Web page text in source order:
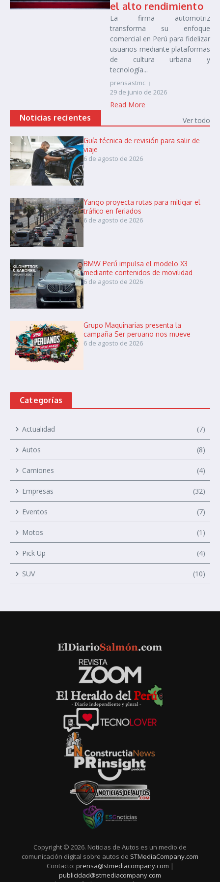
el alto rendimiento
La firma automotriz
transforma su enfoque
comercial en Perú para fidelizar
usuarios mediante plataformas
de cultura urbana y
tecnología...
prensastmc
29 de junio de 2026
Read More
Noticias recientes Ver todo
Guía técnica de revisión para salir de
viaje
6 de agosto de 2026
Yango proyecta rutas para mitigar el
tráfico en feriados
6 de agosto de 2026
BMW Perú impulsa el modelo X3
mediante contenidos de movilidad
6 de agosto de 2026
Grupo Maquinarias presenta la
campaña Ser peruano nos mueve
6 de agosto de 2026
Categorías
Actualidad (7)
Autos (8)
Camiones (4)
Empresas (32)
Eventos (7)
Motos (1)
Pick Up (4)
SUV (10)
Copyright © 2026. Noticias de Autos es un medio de
comunicación digital sobre autos de STMediaCompany.com
Contacto: prensa@stmediacompany.com |
publicidad@stmediacompany.com